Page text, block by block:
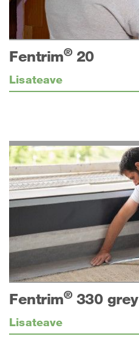
Fentrim®20
Lisateave
Fentrim® 330 grey
Lisateave